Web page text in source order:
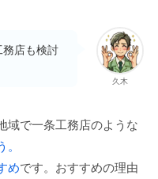
久木
務店も検討
域で一条工務店のような
めです。おすすめの理由